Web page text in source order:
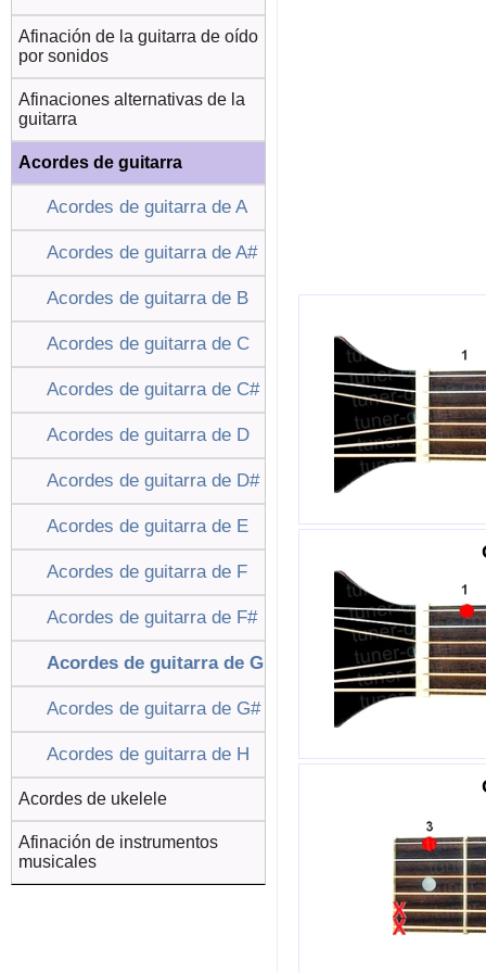
Afinación de la guitarra de oído
por sonidos
Afinaciones alternativas de la
guitarra
Acordes de guitarra
Acordes de guitarra de A
Acordes de guitarra de A#
Acordes de guitarra de B
Acordes de guitarra de C
Acordes de guitarra de C#
Acordes de guitarra de D
Acordes de guitarra de D#
Acordes de guitarra de E
Acordes de guitarra de F
Acordes de guitarra de F#
Acordes de guitarra de G
Acordes de guitarra de G#
Acordes de guitarra de H
Acordes de ukelele
Afinación de instrumentos
musicales